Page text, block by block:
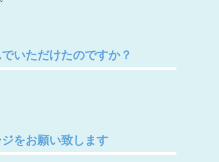
いただけたのですか？
をお願い致します